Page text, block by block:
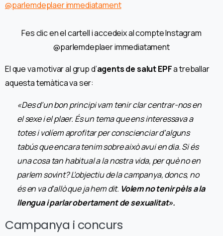
Fes clic en el cartell i accedeix al compte Instagram
@parlemdeplaer immediatament
El que va motivar al grup d’agents de salutEPFa treballar
aquesta temàtica va ser:
«Des d’un bon principi vam tenir clar centrar-nos en
el sexe i el plaer. És un tema que ens interessava a
totes i volíem aprofitar per conscienciar d’alguns
tabús que encara tenim sobre això avui en dia. Si és
una cosa tan habitual a la nostra vida, per què no en
parlem sovint? L’objectiu de la campanya, doncs, no
és en va d’allò que ja hem dit. Volem no tenir pèls a la
llengua i parlar obertament de sexualitat».
Campanya i concurs